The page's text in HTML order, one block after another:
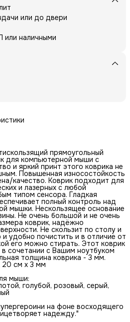
или до двери
или наличными
прямоугольный
для компьютерной мыши с
и яркий принт этого коврика не
Повышенная износостойкость
качество. Коврик подходит для
и лазерных с любой
типом сенсора. Гладкая
полный контроль над
мышки. Нескользящее основание
Не очень большой и не очень
коврик, надёжно
Не скользит по столу и
удобно почистить и в отличие от
его можно стирать. Этот коврик
сочетании с Вашим ноутбуком
толщина коврика - 3 мм.
20 см x 3 мм
мыши:
голубой, розовый, серый,
на фоне восходящего
надежду."